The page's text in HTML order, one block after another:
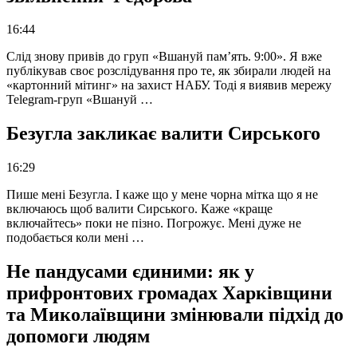
16:44
Слід знову привів до груп «Вшануй пам’ять. 9:00». Я вже
публікував своє розслідування про те, як збирали людей на
«картонний мітинг» на захист НАБУ. Тоді я виявив мережу
Telegram-груп «Вшануй …
Безугла закликає валити Сирського
16:29
Пише мені Безугла. І каже що у мене чорна мітка що я не
включаюсь щоб валити Сирського. Каже «краще
включайтесь» поки не пізно. Погрожує. Мені дуже не
подобається коли мені …
Не пандусами єдиними: як у
прифронтових громадах Харківщини
та Миколаївщини змінювали підхід до
допомоги людям